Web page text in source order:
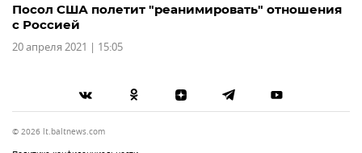
Посол США полетит "реанимировать" отношения
с Россией
20 апреля 2021 | 15:05
© 2026 lt.baltnews.com